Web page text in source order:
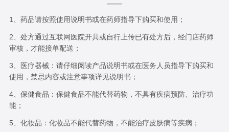
1、药品请按照使用说明书或在药师指导下购买和使用；
2、处方通过互联网医院开具或自行上传已有处方后，经门店药师
审核，才能接单配送；
3、医疗器械：请仔细阅读产品说明书或在医务人员指导下购买和
使用，禁忌内容或注意事项详见说明书；
4、保健食品：保健食品不能代替药物，不具有疾病预防、治疗功
能；
5、化妆品：化妆品不能代替药物，不能治疗皮肤病等疾病；